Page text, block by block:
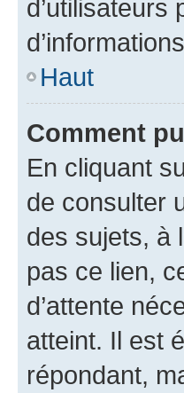
Haut
Comment
En cliquant
de consulter
des sujets, à
pas ce lien,
d’attente
atteint. Il est
répondant,